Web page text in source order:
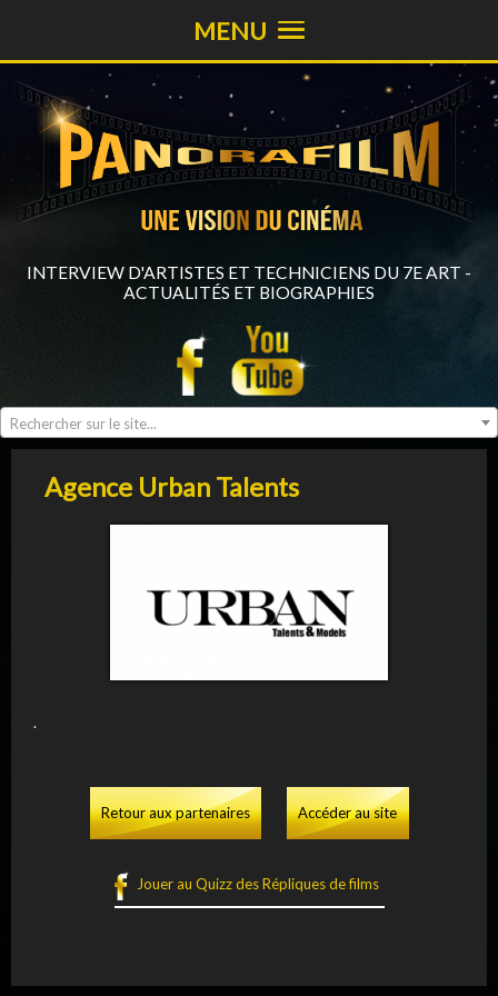
INTERVIEW D'ARTISTES ET TECHNICIENS DU 7E ART -
ACTUALITÉS ET BIOGRAPHIES
Rechercher sur le site...
MENU
Agence Urban Talents
.
Retour aux partenaires Accéder au site
Jouer au Quizz des Répliques de films